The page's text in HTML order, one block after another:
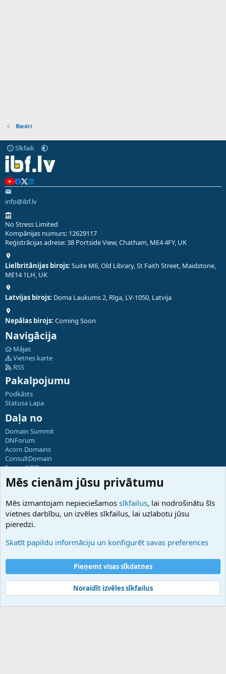
Biedri
Sīkfaili
info@ibf.lv
No Stress Limited
Kompānijas numurs: 12629117
Reģistrācijas adrese: 38 Portside View, Chatham, ME4 4FY, UK
Lielbritānijas birojs: Suite M6, Old Library, St Faith Street, Maidstone,
ME14 1LH, UK
Latvijas birojs: Doma Laukums 2, Rīga, LV-1050, Latvija
Nepālas birojs: Coming Soon
Navigācija
Mājas
Vietnes karte
RSS
Pakalpojumu
Podkāsts
Statusa Lapa
Daļa no
Domain Summit
DNForum
Acorn Domains
ConsultDomain
ForumNDD
Domainforum.ro
27.be
Hostmaria
Atbalsts
Palīdzība
Noteikumi un nosacījumi
Privātuma politika
Community platform by XenForo® © 2010-2025 XenForo Ltd.
Mēs cienām jūsu privātumu
Mēs izmantojam nepieciešamos sīkfailus, lai nodrošinātu šīs
vietnes darbību, un izvēles sīkfailus, lai uzlabotu jūsu
pieredzi.
Skatīt papildu informāciju un konfigurēt savas preferences
Pieņemt visas sīkdatnes
Noraidīt izvēles sīkfailus